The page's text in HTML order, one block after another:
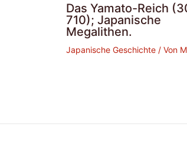
Das Yamato-Reich
710); Japanische
Megalithen.
Japanische Geschichte / Von